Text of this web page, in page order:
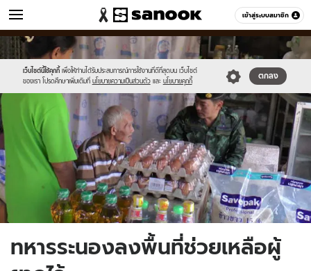
เข้าสู่ระบบสมาชิก
ข่าว หมวดอื่นๆ
เว็บไซต์นี้ใช้คุกกี้ เพื่อให้ท่านได้รับประสบการณ์การใช้งานที่ดีที่สุดบน เว็บไซต์
ของเรา โปรดศึกษาเพิ่มเติมที่ นโยบายความเป็นส่วนตัว และ นโยบายคุกกี้
ตกลง
Sanook
//s.isanook.com/sr/0/images/logo-
new-
sanook.png
600
60
//s.isanook.com/ns/0/ud/372/1864734/645595-
01.jpg
ทหารระนองลงพื้นที่ช่วยเหลือผู้